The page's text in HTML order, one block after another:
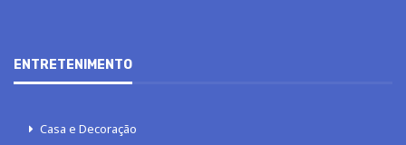
ENTRETENIMENTO
Casa e Decoração